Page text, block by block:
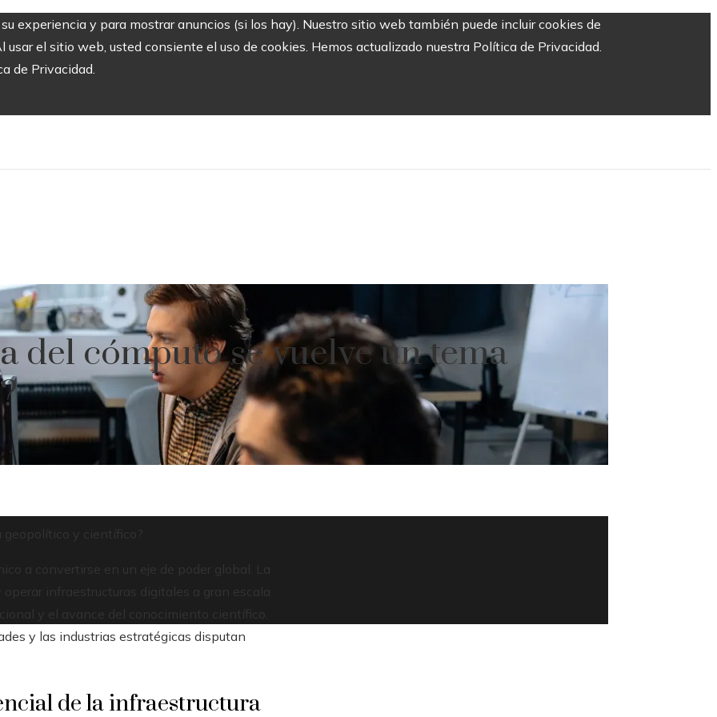
experiencia y para mostrar anuncios (si los hay). Nuestro sitio web también puede incluir cookies de
el sitio web, usted consiente el uso de cookies. Hemos actualizado nuestra Política de Privacidad.
de Privacidad.
del cómputo se vuelve un tema
geopolítico y científico?
a convertirse en un eje de poder global. La
infraestructuras digitales a gran escala
y el avance del conocimiento científico.
y las industrias estratégicas disputan
de la infraestructura